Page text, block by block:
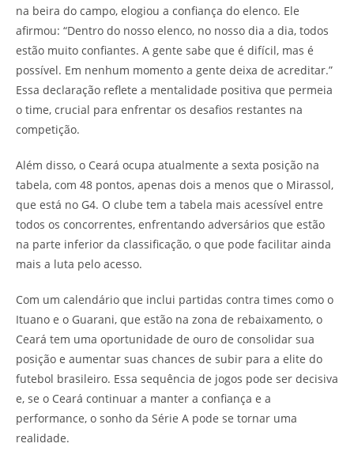
na beira do campo, elogiou a confiança do elenco. Ele
afirmou: “Dentro do nosso elenco, no nosso dia a dia, todos
estão muito confiantes. A gente sabe que é difícil, mas é
possível. Em nenhum momento a gente deixa de acreditar.”
Essa declaração reflete a mentalidade positiva que permeia
o time, crucial para enfrentar os desafios restantes na
competição.
Além disso, o Ceará ocupa atualmente a sexta posição na
tabela, com 48 pontos, apenas dois a menos que o Mirassol,
que está no G4. O clube tem a tabela mais acessível entre
todos os concorrentes, enfrentando adversários que estão
na parte inferior da classificação, o que pode facilitar ainda
mais a luta pelo acesso.
Com um calendário que inclui partidas contra times como o
Ituano e o Guarani, que estão na zona de rebaixamento, o
Ceará tem uma oportunidade de ouro de consolidar sua
posição e aumentar suas chances de subir para a elite do
futebol brasileiro. Essa sequência de jogos pode ser decisiva
e, se o Ceará continuar a manter a confiança e a
performance, o sonho da Série A pode se tornar uma
realidade.